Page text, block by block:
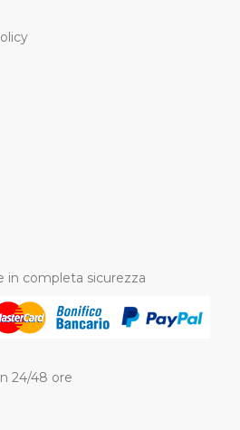
in completa sicurezza
24/48 ore